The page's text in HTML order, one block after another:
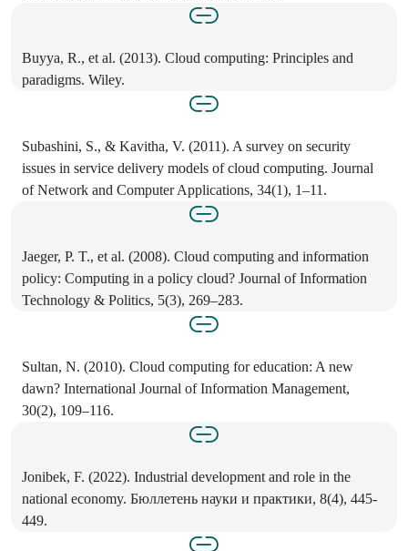
Buyya, R., et al. (2013). Cloud computing: Principles and
paradigms. Wiley.
Subashini, S., & Kavitha, V. (2011). A survey on security
issues in service delivery models of cloud computing. Journal
of Network and Computer Applications, 34(1), 1–11.
Jaeger, P. T., et al. (2008). Cloud computing and information
policy: Computing in a policy cloud? Journal of Information
Technology & Politics, 5(3), 269–283.
Sultan, N. (2010). Cloud computing for education: A new
dawn? International Journal of Information Management,
30(2), 109–116.
Jonibek, F. (2022). Industrial development and role in the
national economy. Бюллетень науки и практики, 8(4), 445-
449.